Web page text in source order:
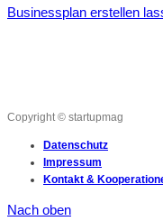
Businessplan erstellen
Copyright © startupmag
Datenschutz
Impressum
Kontakt &
Nach oben